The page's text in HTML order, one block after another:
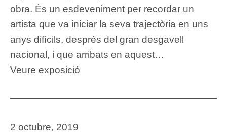
obra. És un esdeveniment per recordar un
artista que va iniciar la seva trajectòria en uns
anys difícils, després del gran desgavell
nacional, i que arribats en aquest…
Veure exposició
2 octubre, 2019